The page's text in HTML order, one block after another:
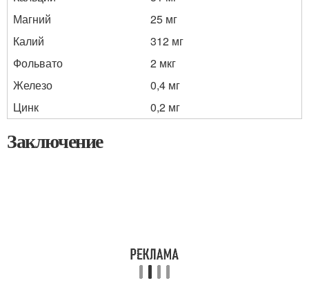
Магний
25 мг
Калий
312 мг
Фольвато
2 мкг
Железо
0,4 мг
Цинк
0,2 мг
Заключение